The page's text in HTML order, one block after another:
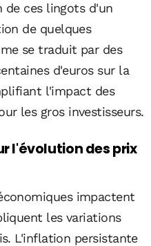
ces lingots d'un
de quelques
se traduit par des
d'euros sur la
l'impact des
les gros investisseurs.
l'évolution des prix
impactent
les variations
L'inflation persistante